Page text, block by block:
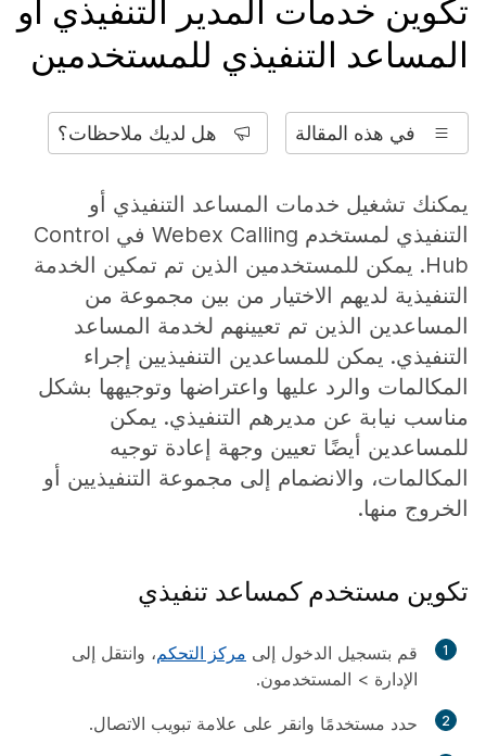
تكوين خدمات المدير التنفيذي أو
المساعد التنفيذي للمستخدمين
في هذه المقالة هل لديك ملاحظات؟
يمكنك تشغيل خدمات المساعد التنفيذي أو
التنفيذي لمستخدم Webex Calling في Control
Hub. يمكن للمستخدمين الذين تم تمكين الخدمة
التنفيذية لديهم الاختيار من بين مجموعة من
المساعدين الذين تم تعيينهم لخدمة المساعد
التنفيذي. يمكن للمساعدين التنفيذيين إجراء
المكالمات والرد عليها واعتراضها وتوجيهها بشكل
مناسب نيابة عن مديرهم التنفيذي. يمكن
للمساعدين أيضًا تعيين وجهة إعادة توجيه
المكالمات، والانضمام إلى مجموعة التنفيذيين أو
الخروج منها.
تكوين مستخدم كمساعد تنفيذي
1 قم بتسجيل الدخول إلى مركز التحكم، وانتقل إلى
الإدارة > المستخدمون.
2 حدد مستخدمًا وانقر على علامة تبويب الاتصال.